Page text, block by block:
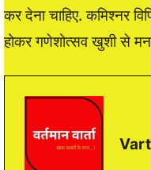
कर देना चाहिए. कमिश्नर
होकर गणेशोत्सव खुशी से